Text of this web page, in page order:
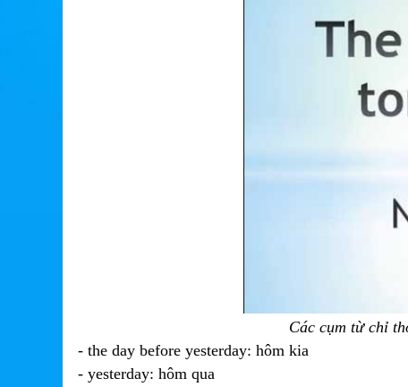
Các cụm từ chỉ
- the day before yesterday: hôm kia
- yesterday: hôm qua